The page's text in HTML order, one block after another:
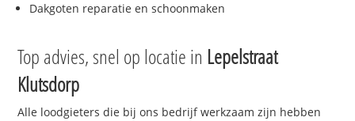
Dakgoten reparatie en schoonmaken
Top advies, snel op locatie in Lepelstraat
Klutsdorp
Alle loodgieters die bij ons bedrijf werkzaam zijn hebben